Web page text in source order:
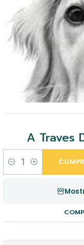
A Traves
Cantidad